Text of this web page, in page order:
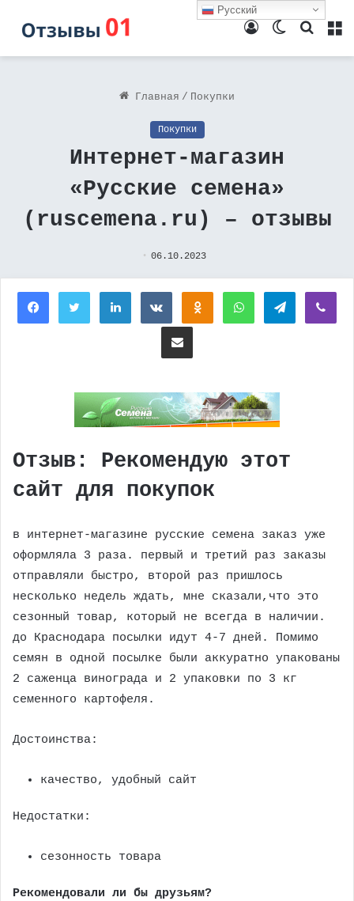
Поиск
Switch
Войти
Главная / Покупки
Покупки
Интернет-магазин
«Русские семена»
(ruscemena.ru) – отзывы
06.10.2023
FacebookTwitterLinkedInВконтактеОдноклассники
WhatsAppTelegram
Поделиться через электронную почту
Отзыв: Рекомендую этот
сайт для покупок
в интернет-магазине русские семена заказ уже
оформляла 3 раза. первый и третий раз заказы
отправляли быстро, второй раз пришлось
несколько недель ждать, мне сказали,что это
сезонный товар, который не всегда в наличии.
до Краснодара посылки идут 4-7 дней. Помимо
семян в одной посылке были аккуратно упакованы
2 саженца винограда и 2 упаковки по 3 кг
семенного картофеля.
Достоинства:
качество, удобный сайт
Недостатки:
сезонность товара
Рекомендовали ли бы друзьям?
Русский